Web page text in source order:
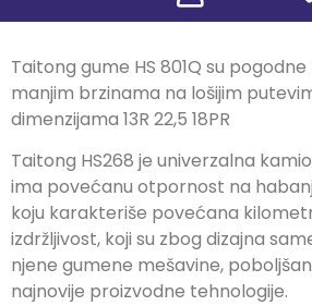
Taitong gume HS 801Q su
manjim brzinama na lošijim
dimenzijama 13R 22,5 18PR
Taitong HS268 je univerzalna
ima povećanu otpornost na
koju karakteriše povećana
izdržljivost, koji su zbog dizajna
njene gumene mešavine,
najnovije proizvodne tehnologije.